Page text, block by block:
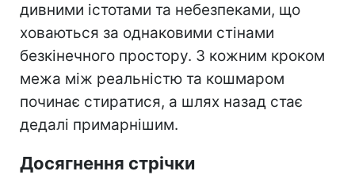
дивними істотами та небезпеками, що
ховаються за однаковими стінами
безкінечного простору. З кожним кроком
межа між реальністю та кошмаром
починає стиратися, а шлях назад стає
дедалі примарнішим.
Досягнення стрічки